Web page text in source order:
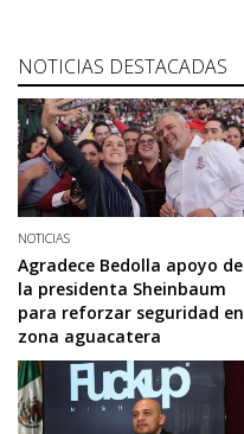
NOTICIAS DESTACADAS
NOTICIAS
Agradece Bedolla apoyo de
la presidenta Sheinbaum
para reforzar seguridad en
zona aguacatera